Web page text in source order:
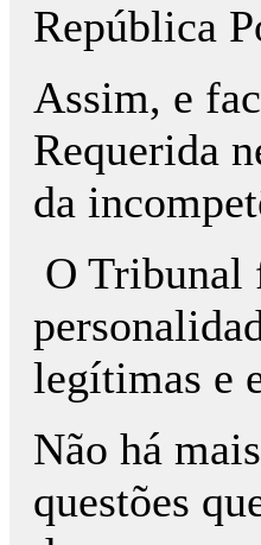
República
Assim, e
Requerida
da
O Tribunal
legítimas e
Não há
questões